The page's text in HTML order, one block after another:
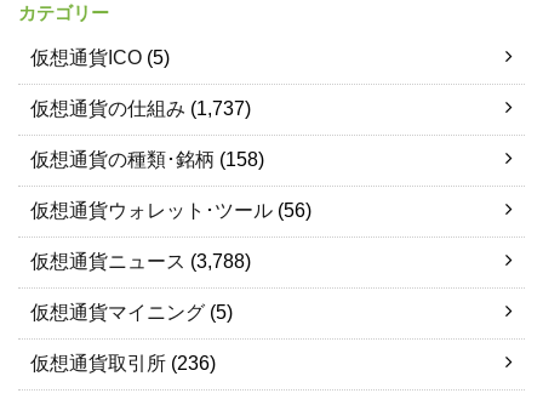
カテゴリー
仮想通貨ICO (5)
仮想通貨の仕組み (1,737)
仮想通貨の種類･銘柄 (158)
仮想通貨ウォレット･ツール (56)
仮想通貨ニュース (3,788)
仮想通貨マイニング (5)
仮想通貨取引所 (236)